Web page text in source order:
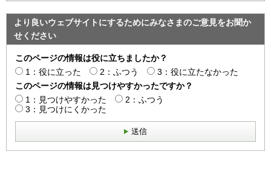
より良いウェブサイトにするためにみなさまのご意見をお聞か
せください
このページの情報は役に立ちましたか？
1：役に立った
2：ふつう
3：役に立たなかった
このページの情報は見つけやすかったですか？
1：見つけやすかった
2：ふつう
3：見つけにくかった
送信